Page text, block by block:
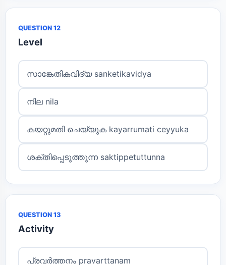
QUESTION 12
Level
സാങ്കേതികവിദ്യ sanketikavidya
നില nila
കയറ്റുമതി ചെയ്യുക kayarrumati ceyyuka
ശക്തിപ്പെടുത്തുന്ന saktippetuttunna
QUESTION 13
Activity
പ്രവർത്തനം pravarttanam